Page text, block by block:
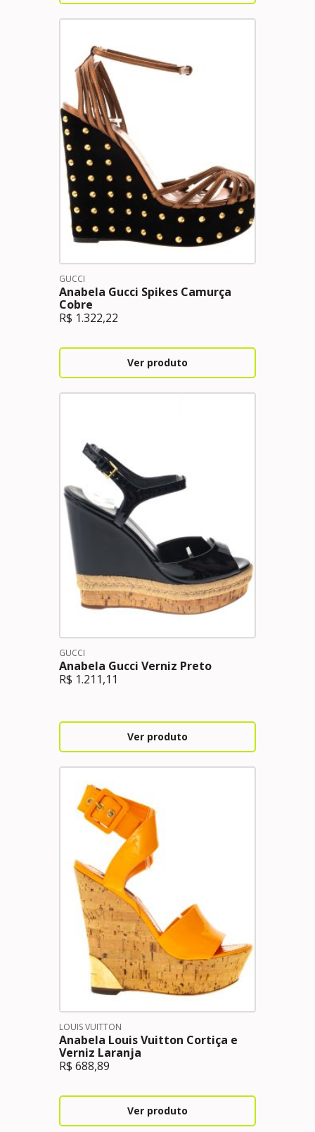
GUCCI
Anabela Gucci Spikes Camurça
Cobre
R$ 1.322,22
Ver produto
GUCCI
Anabela Gucci Verniz Preto
R$ 1.211,11
Ver produto
LOUIS VUITTON
Anabela Louis Vuitton Cortiça e
Verniz Laranja
R$ 688,89
Ver produto